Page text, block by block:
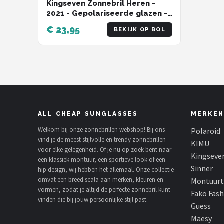
Kingseven Zonnebril Heren -
2021 - Gepolariseerde glazen -
Zwart - Grijs - Sunglasses
€ 23,95 BEKIJK OP BOL
ALL CHEAP SUNGLASSES
Welkom bij onze zonnebrillen webshop! Bij ons
vind je de meest stijlvolle en trendy zonnebrillen
voor elke gelegenheid. Of je nu op zoek bent naar
een klassiek montuur, een sportieve look of een
hip design, wij hebben het allemaal. Onze collectie
omvat een breed scala aan merken, kleuren en
vormen, zodat je altijd de perfecte zonnebril kunt
vinden die bij jouw persoonlijke stijl past.
MERKEN
Polaroid
KIMU
Sinner
Fako
Guess
Maesy